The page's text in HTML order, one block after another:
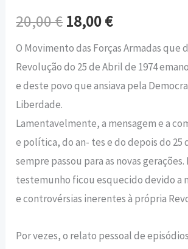
20,00€ 18,00€
O Movimento das Forças Armadas que
Revolução do 25 de Abril de 1974
e deste povo que ansiava pela
Liberdade.
Lamentavelmente, a mensagem e a
e política, do an- tes e do depois do 25
sempre passou para as novas gerações.
testemunho ficou esquecido devido a
e controvérsias inerentes à própria
Por vezes, o relato pessoal de